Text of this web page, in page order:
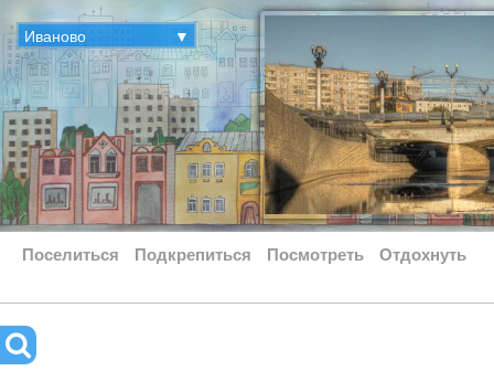
Иваново ▼
Поселиться Подкрепиться Посмотреть Отдохнуть